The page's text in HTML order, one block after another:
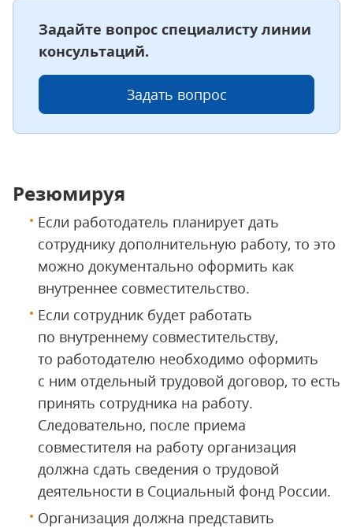
Задайте вопрос специалисту линии
консультаций.
Задать вопрос
Резюмируя
Если работодатель планирует дать
сотруднику дополнительную работу, то это
можно документально оформить как
внутреннее совместительство.
Если сотрудник будет работать
по внутреннему совместительству,
то работодателю необходимо оформить
с ним отдельный трудовой договор, то есть
принять сотрудника на работу.
Следовательно, после приема
совместителя на работу организация
должна сдать cведения о трудовой
деятельности в Социальный фонд России.
Организация должна представить